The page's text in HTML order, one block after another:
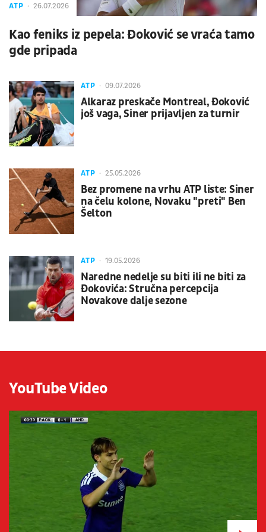
ATP 26.07.2026
Kao feniks iz pepela: Đoković se vraća tamo
gde pripada
ATP 09.07.2026
Alkaraz preskače Montreal, Đoković
još vaga, Siner prijavljen za turnir
ATP 25.05.2026
Bez promene na vrhu ATP liste: Siner
na čelu kolone, Novaku "preti" Ben
Šelton
ATP 19.05.2026
Naredne nedelje su biti ili ne biti za
Đokovića: Stručna percepcija
Novakove dalje sezone
YouTube Video